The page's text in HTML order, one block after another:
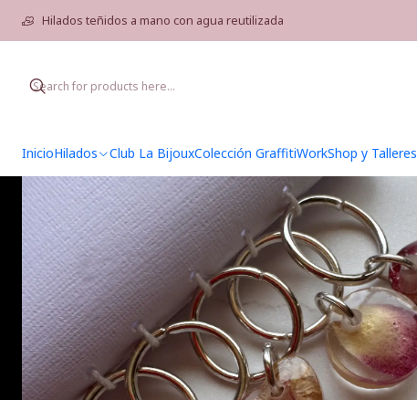
InicioHilados Club La BijouxColección GraffitiWorkShop y Talleres
Hilados teñidos a mano con agua reutilizada